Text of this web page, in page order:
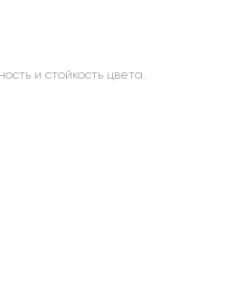
и стойкость цвета.